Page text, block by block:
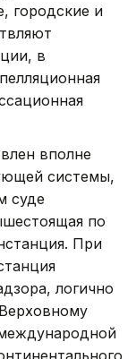
городские и
в
вполне
системы,
суде
по
При
логично